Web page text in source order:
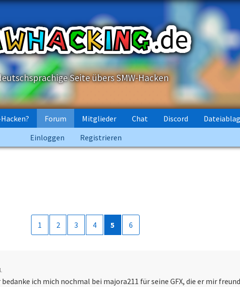
Seite übers SMW-Hacken
Forum Mitglieder Chat Discord
Einloggen
Registrieren
1 2 3 4 5 6
ich mich nochmal bei majora211 für seine GFX, die er mir